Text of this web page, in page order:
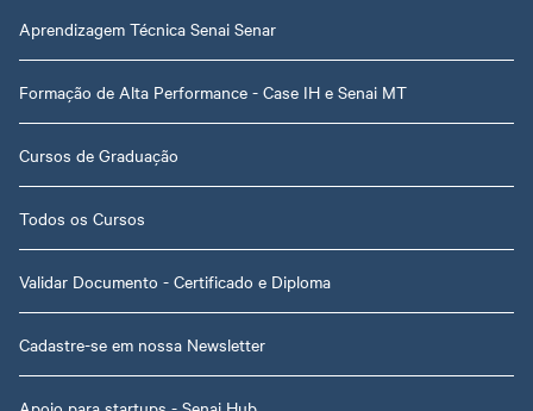
Aprendizagem Técnica Senai Senar
Formação de Alta Performance - Case IH e Senai MT
Cursos de Graduação
Todos os Cursos
Validar Documento - Certificado e Diploma
Cadastre-se em nossa Newsletter